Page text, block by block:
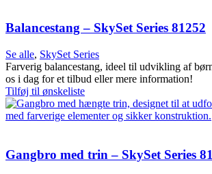
Balancestang – SkySet Series 81252
Se alle, SkySet Series
Farverig balancestang, ideel til udvikling af
os i dag for et tilbud eller mere information!
Tilføj til ønskeliste
Gangbro med trin – SkySet Series